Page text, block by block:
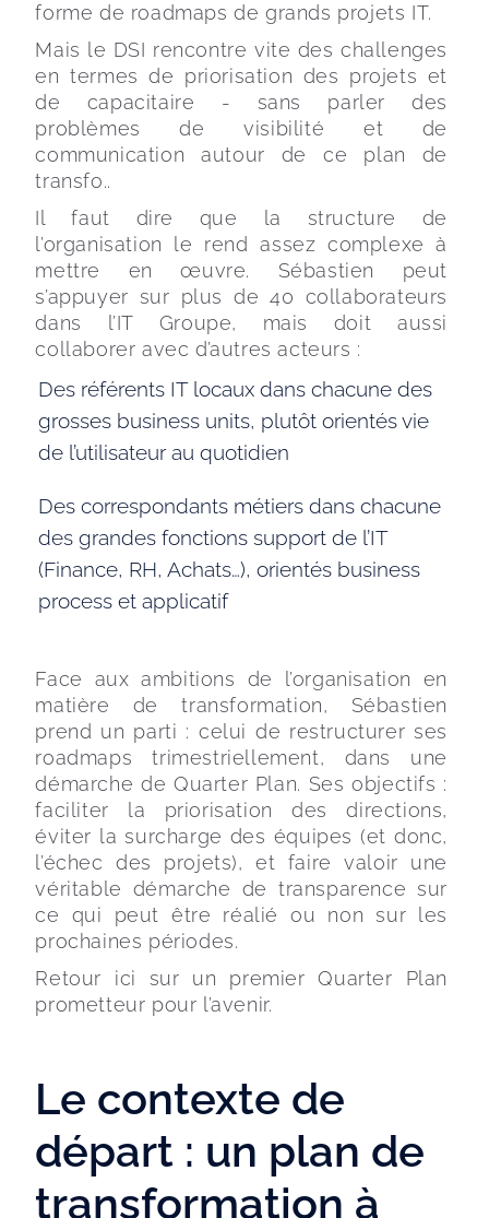
forme de roadmaps de grands projets IT.
Mais le DSI rencontre vite des challenges
en termes de priorisation des projets et
de capacitaire - sans parler des
problèmes de visibilité et de
communication autour de ce plan de
transfo..
Il faut dire que la structure de
l’organisation le rend assez complexe à
mettre en œuvre. Sébastien peut
s’appuyer sur plus de 40 collaborateurs
dans l’IT Groupe, mais doit aussi
collaborer avec d’autres acteurs :
Des référents IT locaux dans chacune des
grosses business units, plutôt orientés vie
de l’utilisateur au quotidien
Des correspondants métiers dans chacune
des grandes fonctions support de l’IT
(Finance, RH, Achats…), orientés business
process et applicatif
Face aux ambitions de l’organisation en
matière de transformation, Sébastien
prend un parti : celui de restructurer ses
roadmaps trimestriellement, dans une
démarche de Quarter Plan. Ses objectifs :
faciliter la priorisation des directions,
éviter la surcharge des équipes (et donc,
l’échec des projets), et faire valoir une
véritable démarche de transparence sur
ce qui peut être réalié ou non sur les
prochaines périodes.
Retour ici sur un premier Quarter Plan
prometteur pour l’avenir.
Le contexte de
départ : un plan de
transformation à